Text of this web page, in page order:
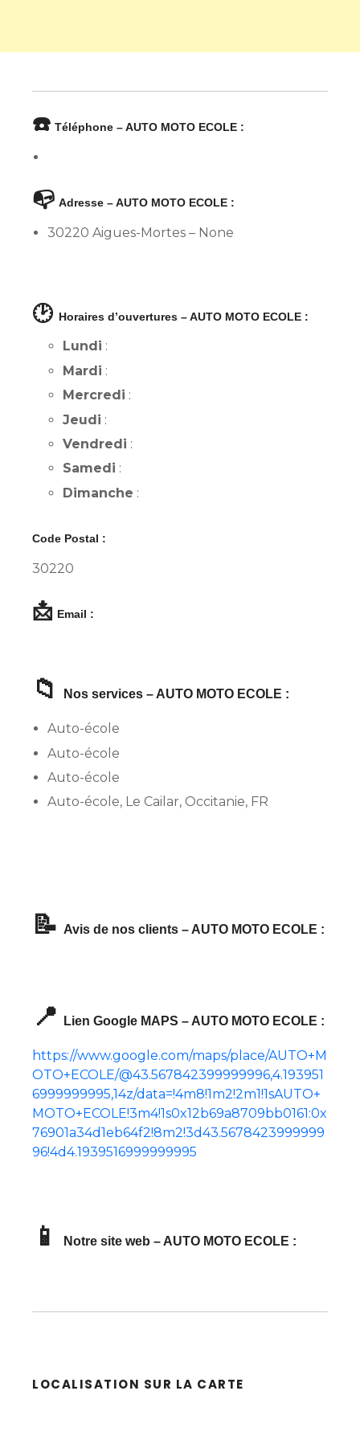
☎️ Téléphone – AUTO MOTO ECOLE :
📭 Adresse – AUTO MOTO ECOLE :
30220 Aigues-Mortes – None
🕑 Horaires d’ouvertures – AUTO MOTO ECOLE :
Lundi :
Mardi :
Mercredi :
Jeudi :
Vendredi :
Samedi :
Dimanche :
Code Postal :
30220
📩 Email :
📁 Nos services – AUTO MOTO ECOLE :
Auto-école
Auto-école
Auto-école
Auto-école, Le Cailar, Occitanie, FR
📝 Avis de nos clients – AUTO MOTO ECOLE :
📍 Lien Google MAPS – AUTO MOTO ECOLE :
https://www.google.com/maps/place/AUTO+M
OTO+ECOLE/@43.567842399999996,4.193951
6999999995,14z/data=!4m8!1m2!2m1!1sAUTO+
MOTO+ECOLE!3m4!1s0x12b69a8709bb0161:0x
76901a34d1eb64f2!8m2!3d43.5678423999999
96!4d4.1939516999999995
📱 Notre site web – AUTO MOTO ECOLE :
LOCALISATION SUR LA CARTE